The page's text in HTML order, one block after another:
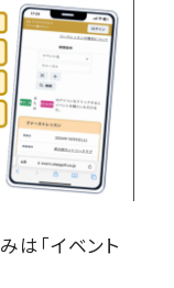
「イベント